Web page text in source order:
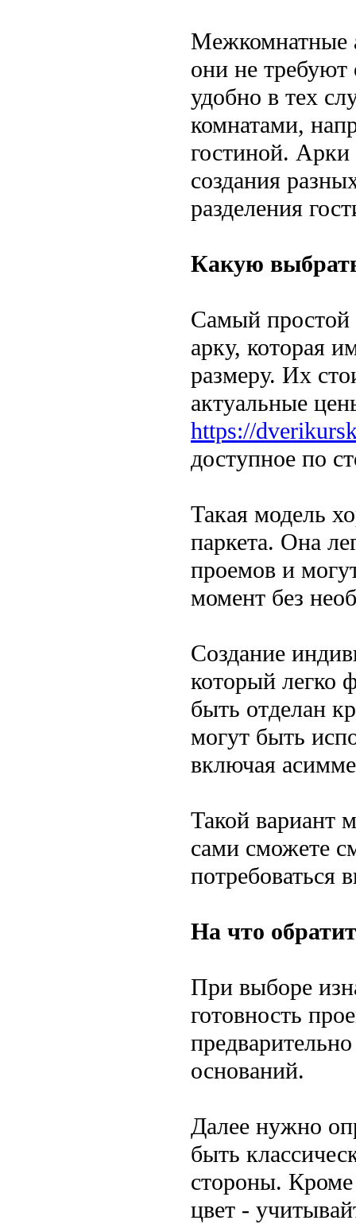
Межкомнатные
они не требуют
удобно в тех
комнатами,
гостиной. Арки
создания
разделения
Какую
Самый простой
арку, которая
размеру. Их
актуальные
https://
доступное по
Такая модель
паркета. Она
проемов и
момент без
Создание
который легко
быть отделан
могут быть
включая
Такой вариант
сами сможете
потребоваться
На что
При выборе
готовность
оснований.
Далее нужно
быть
стороны.
цвет -